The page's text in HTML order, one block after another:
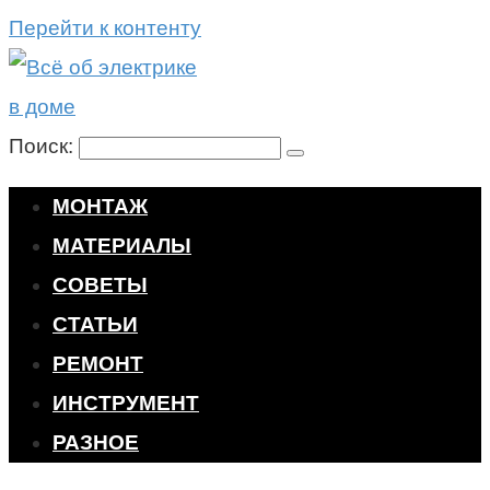
Перейти к контенту
Поиск:
МОНТАЖ
МАТЕРИАЛЫ
СОВЕТЫ
СТАТЬИ
РЕМОНТ
ИНСТРУМЕНТ
РАЗНОЕ